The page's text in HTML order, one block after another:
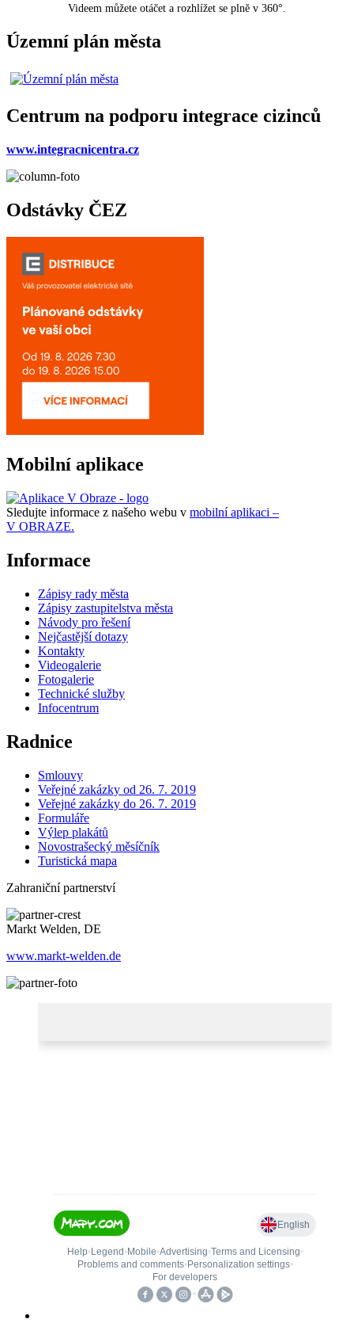
Videem můžete otáčet a rozhlížet se plně v 360°.
Územní plán města
Centrum na podporu integrace cizinců
www.integracnicentra.cz
Odstávky ČEZ
Mobilní aplikace
Sledujte informace z našeho webu v mobilní aplikaci –
V OBRAZE.
Informace
Zápisy rady města
Zápisy zastupitelstva města
Návody pro řešení
Nejčastější dotazy
Kontakty
Videogalerie
Fotogalerie
Technické služby
Infocentrum
Radnice
Smlouvy
Veřejné zakázky od 26. 7. 2019
Veřejné zakázky do 26. 7. 2019
Formuláře
Výlep plakátů
Novostrašecký měsíčník
Turistická mapa
Zahraniční partnerství
Markt Welden, DE
www.markt-welden.de